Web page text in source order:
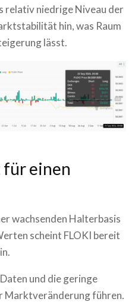
relativ niedrige Niveau der
hin, was Raum
lässt.
für einen
wachsenden Halterbasis
scheint FLOKI bereit
und die geringe
Marktveränderung führen.